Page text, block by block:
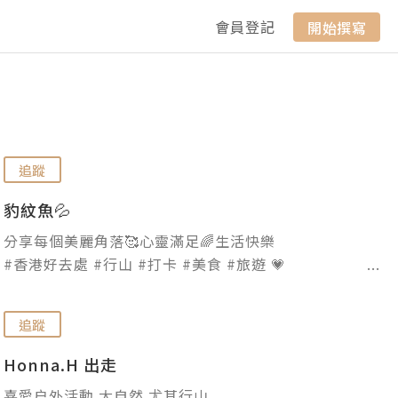
會員登記 開始撰寫
追蹤
豹紋魚💦
分享每個美麗角落🥰心靈滿足🌈生活快樂
#香港好去處 #行山 #打卡 #美食 #旅遊 💗
媒體，請於使用本網誌圖文前，先問准授權轉載，並註
明出處。多謝合作🙇🏻‍♀️
追蹤
Honna.H 出走